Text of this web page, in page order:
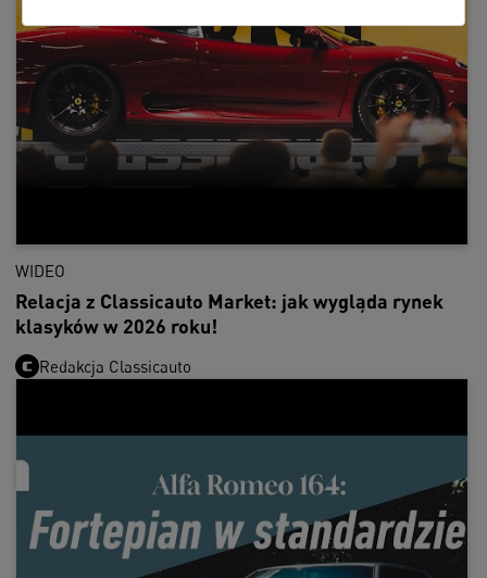
WIDEO
Relacja z Classicauto Market: jak wygląda rynek
klasyków w 2026 roku!
Redakcja Classicauto